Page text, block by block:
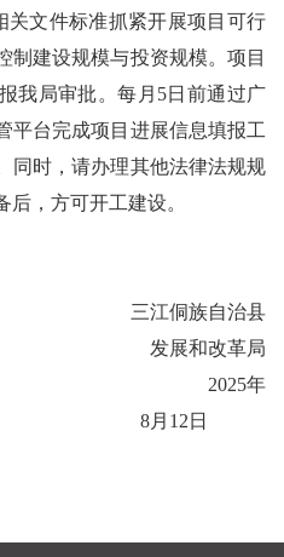
关文件标准抓紧开展项目可行
制建设规模与投资规模。项目
我局审批。每月 5日前通过广
平台完成项目进展信息填报工
同时，请办理其他法律法规规
，方可开工建设。
三江侗族自治县
发展和改革局
2025年
8月 12 日